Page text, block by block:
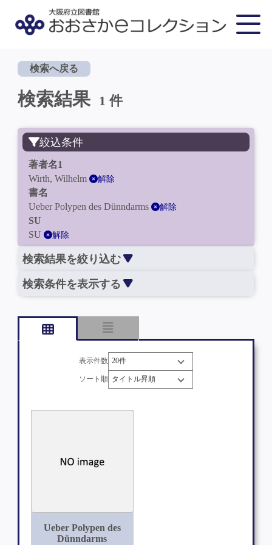
検索へ戻る
検索結果 1 件
絞込条件
著者名1
Wirth, Wilhelm
解除
書名
Ueber Polypen des Dünndarms
解除
SU
SU
解除
検索結果を絞り込む
検索条件を表示する
表示件数
ソート順
Ueber Polypen des
Dünndarms